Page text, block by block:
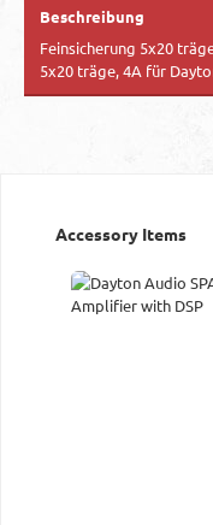
Beschreibung
Feinsicherung 5x20
5x20 träge, 4A für
Produktgalerie
Accessory Items